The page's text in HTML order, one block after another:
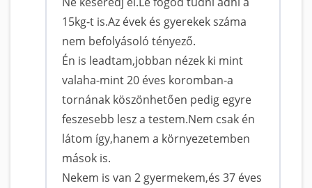
15kg-t is.Az évek és gyerekek száma
nem befolyásoló tényező.
Én is leadtam,jobban nézek ki mint
valaha-mint 20 éves koromban-a
tornának köszönhetően pedig egyre
feszesebb lesz a testem.Nem csak én
látom így,hanem a környezetemben
mások is.
Nekem is van 2 gyermekem,és 37 éves